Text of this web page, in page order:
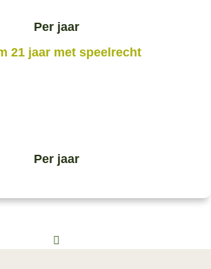
Per jaar
21 jaar met speelrecht
Per jaar